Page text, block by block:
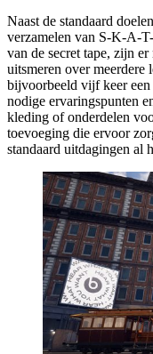
Naast de standaard
verzamelen van S-K-A-
van de secret tape, zijn
uitsmeren over meerdere
bijvoorbeeld vijf keer een
nodige ervaringspunten
kleding of onderdelen
toevoeging die ervoor
standaard uitdagingen al